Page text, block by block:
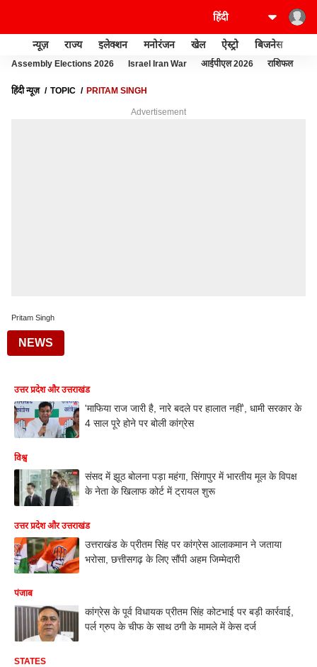
न्यूज़ राज्य इलेक्शन मनोरंजन खेल ऐस्ट्रो बिजनेस
Assembly Elections 2026 Israel Iran War आईपीएल 2026 राशिफल
हिंदी न्यूज़ TOPIC PRITAM SINGH
Advertisement
Pritam Singh
NEWS
उत्तर प्रदेश और उत्तराखंड
'माफिया राज जारी है, नारे बदले पर हालात नहीं', धामी सरकार के
4 साल पूरे होने पर बोली कांग्रेस
विश्व
संसद में झूठ बोलना पड़ा महंगा, सिंगापुर में भारतीय मूल के विपक्ष
के नेता के खिलाफ कोर्ट में ट्रायल शुरू
उत्तर प्रदेश और उत्तराखंड
उत्तराखंड के प्रीतम सिंह पर कांग्रेस आलाकमान ने जताया
भरोसा, छत्तीसगढ़ के लिए सौंपी अहम जिम्मेदारी
पंजाब
कांग्रेस के पूर्व विधायक प्रीतम सिंह कोटभाई पर बड़ी कार्रवाई,
पर्ल ग्रुप के चीफ के साथ ठगी के मामले में केस दर्ज
STATES